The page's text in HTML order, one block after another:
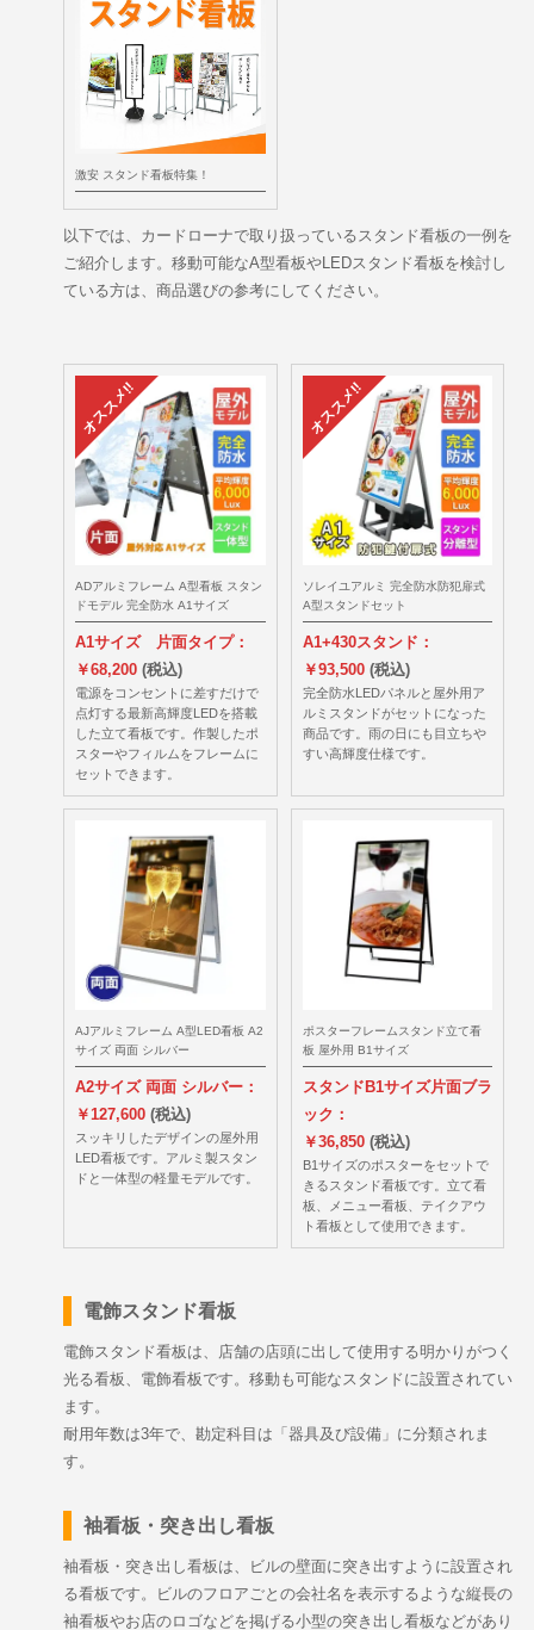
激安 スタンド看板特集！
以下では、カードローナで取り扱っているスタンド看板の一例を
ご紹介します。移動可能なA型看板やLEDスタンド看板を検討し
ている方は、商品選びの参考にしてください。
ADアルミフレーム A型看板 スタン
ドモデル 完全防水 A1サイズ
A1サイズ 片面タイプ：
￥68,200(税込)
電源をコンセントに差すだけで
点灯する最新高輝度LEDを搭載
した立て看板です。作製したポ
スターやフィルムをフレームに
セットできます。
ソレイユアルミ 完全防水防犯扉式
A型スタンドセット
A1+430スタンド：
￥93,500 (税込)
完全防水LEDパネルと屋外用ア
ルミスタンドがセットになった
商品です。雨の日にも目立ちや
すい高輝度仕様です。
AJアルミフレーム A型LED看板 A2
サイズ 両面 シルバー
A2サイズ 両面 シルバー：
￥127,600(税込)
スッキリしたデザインの屋外用
LED看板です。アルミ製スタン
ドと一体型の軽量モデルです。
ポスターフレームスタンド立て看
板 屋外用 B1サイズ
スタンドB1サイズ片面ブラ
ック：
￥36,850 (税込)
B1サイズのポスターをセットで
きるスタンド看板です。立て看
板、メニュー看板、テイクアウ
ト看板として使用できます。
電飾スタンド看板
電飾スタンド看板は、店舗の店頭に出して使用する明かりがつく
光る看板、電飾看板です。移動も可能なスタンドに設置されてい
ます。
耐用年数は3年で、勘定科目は「器具及び設備」に分類されま
す。
袖看板・突き出し看板
袖看板・突き出し看板は、ビルの壁面に突き出すように設置され
る看板です。ビルのフロアごとの会社名を表示するような縦長の
袖看板やお店のロゴなどを掲げる小型の突き出し看板などがあり